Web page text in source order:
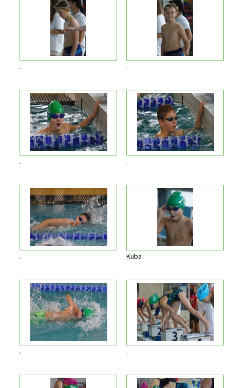
. .
. .
. Kuba
. .